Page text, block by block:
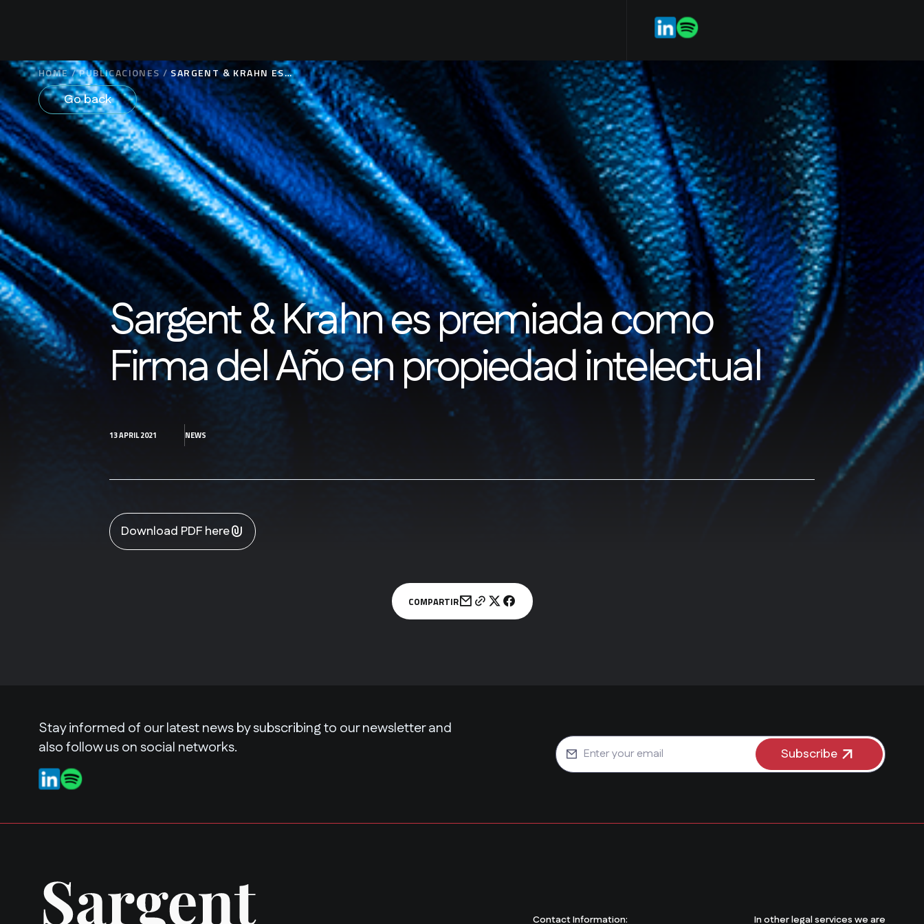
Our Team
HOME /PUBLICACIONES / SARGENT & KRAHN ES
PREMIADA COMO FIRMA
DEL AÑO EN PROPIEDAD
INTELECTUAL
Go back
Sargent & Krahn es premiada como
Firma del Año en propiedad intelectual
13 APRIL 2021 NEWS
Download PDF here
COMPARTIR
Stay informed of our latest news by subscribing to our newsletter and
also follow us on social networks.
Subscribe
Contact Information: In other legal services we are